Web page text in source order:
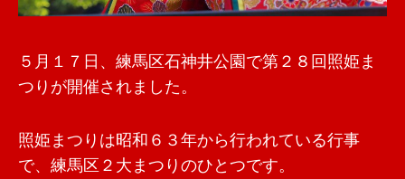
５月１７日、練馬区石神井公園で第２８回照姫ま
つりが開催されました。
照姫まつりは昭和６３年から行われている行事
で、練馬区２大まつりのひとつです。